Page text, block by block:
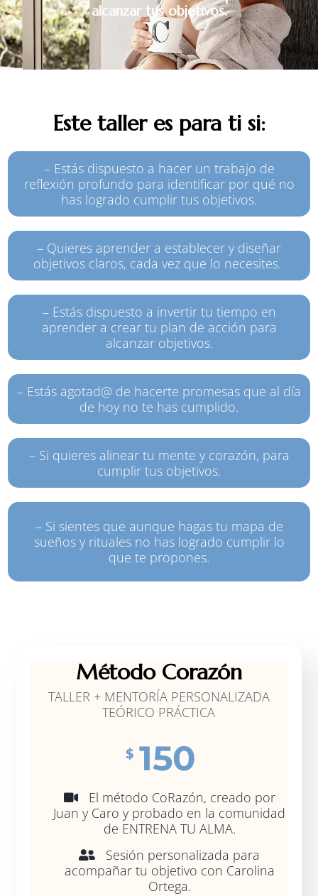
alcanzar tus objetivos.
Este taller es para ti si:
– Estás dispuesto a hacer un trabajo de
reflexión profundo para identificar por qué no
has logrado cumplir tus objetivos.
– Quieres aprender a establecer y diseñar
objetivos claros, cada vez que lo necesites.
– Estás dispuesto a invertir tu tiempo en
aprender a crear tu plan de acción para
alcanzar objetivos.
– Estás agotad@ de hacerte promesas que al día
de hoy no te has cumplido.
– Si quieres alinear tu mente y corazón, para
cumplir tus objetivos.
– Si sientes que aunque hagas tu mapa de
sueños y rituales no has logrado cumplir lo
que te propones.
Método Corazón
TALLER + MENTORÍA PERSONALIZADA
TEÓRICO PRÁCTICA
$ 150
El método CoRazón, creado por
Juan y Caro y probado en la comunidad
de ENTRENA TU ALMA.
Sesión personalizada para
acompañar tu objetivo con Carolina
Ortega.